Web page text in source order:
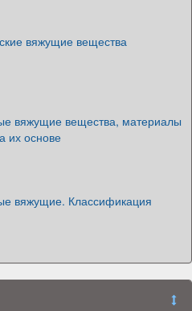
вяжущие вещества
вяжущие вещества, материалы
их основе
вяжущие. Классификация